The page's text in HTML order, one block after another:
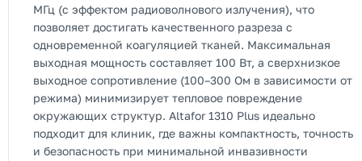
МГц (с эффектом радиоволнового излучения), что
позволяет достигать качественного разреза с
одновременной коагуляцией тканей. Максимальная
выходная мощность составляет 100 Вт, а сверхнизкое
выходное сопротивление (100–300 Ом в зависимости от
режима) минимизирует тепловое повреждение
окружающих структур. Altafor 1310 Plus идеально
подходит для клиник, где важны компактность, точность
и безопасность при минимальной инвазивности